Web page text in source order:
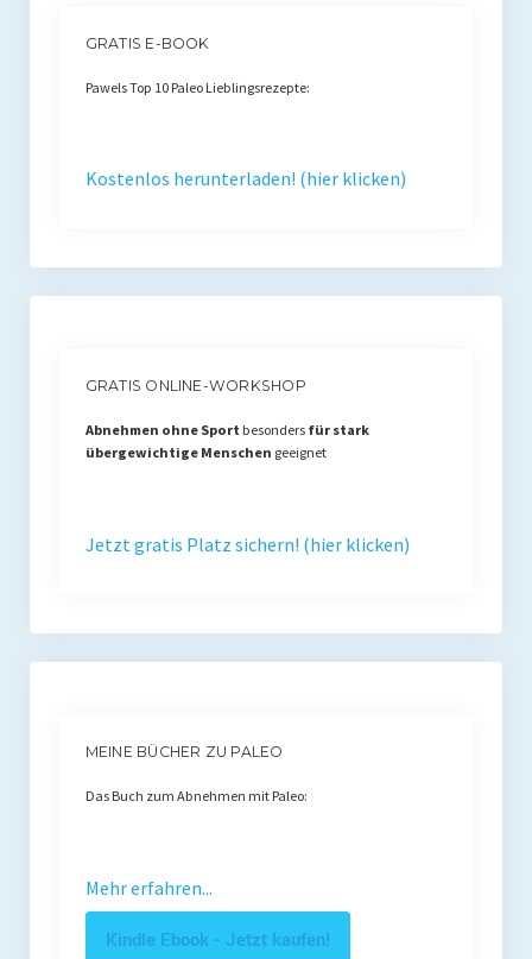
GRATIS E-BOOK
Pawels Top 10 Paleo Lieblingsrezepte:
Kostenlos herunterladen! (hier klicken)
GRATIS ONLINE-WORKSHOP
Abnehmen ohne Sport besonders für stark
übergewichtige Menschen geeignet
Jetzt gratis Platz sichern! (hier klicken)
MEINE BÜCHER ZU PALEO
Das Buch zum Abnehmen mit Paleo:
Mehr erfahren...
Kindle Ebook - Jetzt kaufen!